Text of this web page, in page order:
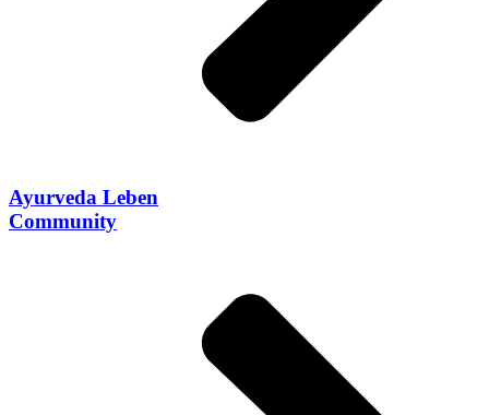
Ayurveda Leben
Community